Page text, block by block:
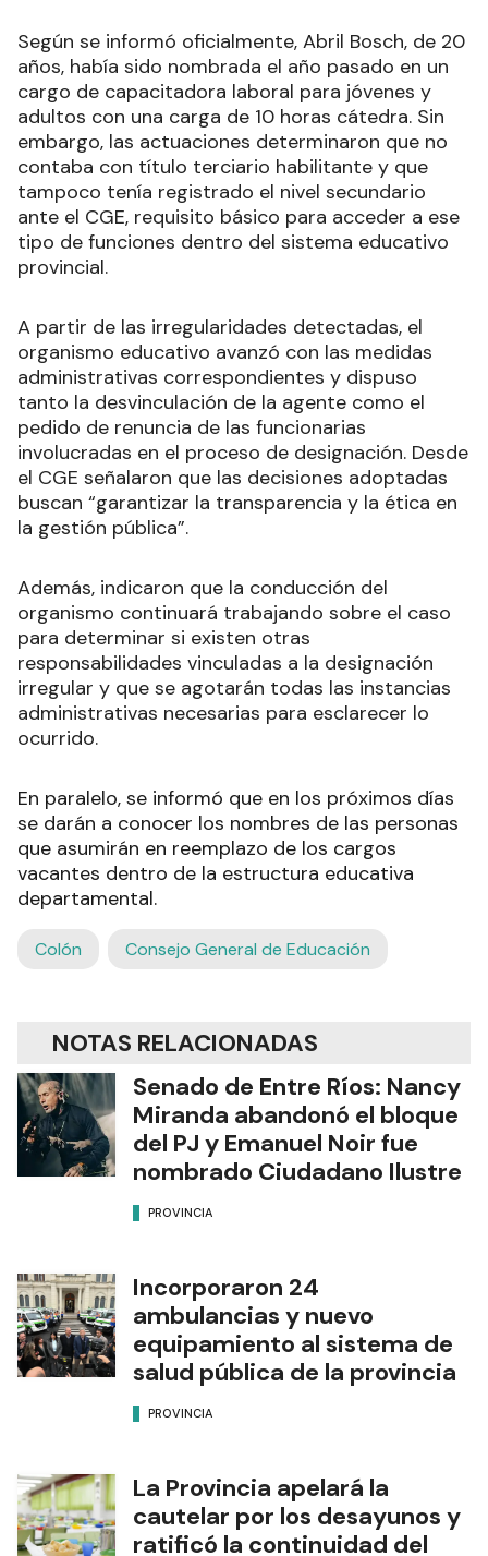
Según se informó oficialmente, Abril Bosch, de 20
años, había sido nombrada el año pasado en un
cargo de capacitadora laboral para jóvenes y
adultos con una carga de 10 horas cátedra. Sin
embargo, las actuaciones determinaron que no
contaba con título terciario habilitante y que
tampoco tenía registrado el nivel secundario
ante el CGE, requisito básico para acceder a ese
tipo de funciones dentro del sistema educativo
provincial.
A partir de las irregularidades detectadas, el
organismo educativo avanzó con las medidas
administrativas correspondientes y dispuso
tanto la desvinculación de la agente como el
pedido de renuncia de las funcionarias
involucradas en el proceso de designación. Desde
el CGE señalaron que las decisiones adoptadas
buscan “garantizar la transparencia y la ética en
la gestión pública”.
Además, indicaron que la conducción del
organismo continuará trabajando sobre el caso
para determinar si existen otras
responsabilidades vinculadas a la designación
irregular y que se agotarán todas las instancias
administrativas necesarias para esclarecer lo
ocurrido.
En paralelo, se informó que en los próximos días
se darán a conocer los nombres de las personas
que asumirán en reemplazo de los cargos
vacantes dentro de la estructura educativa
departamental.
Colón Consejo General de Educación
NOTAS RELACIONADAS
Senado de Entre Ríos: Nancy
Miranda abandonó el bloque
del PJ y Emanuel Noir fue
nombrado Ciudadano Ilustre
PROVINCIA
Incorporaron 24
ambulancias y nuevo
equipamiento al sistema de
salud pública de la provincia
PROVINCIA
La Provincia apelará la
cautelar por los desayunos y
ratificó la continuidad del